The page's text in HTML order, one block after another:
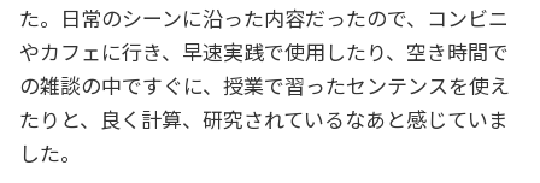
た。日常のシーンに沿った内容だったので、コンビニ
やカフェに行き、早速実践で使用したり、空き時間で
の雑談の中ですぐに、授業で習ったセンテンスを使え
たりと、良く計算、研究されているなあと感じていま
した。